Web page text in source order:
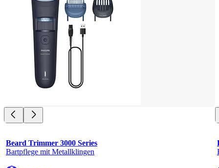
Beard Trimmer 3000 Series
Bartpflege mit Metallklingen